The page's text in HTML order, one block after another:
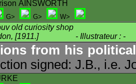
AINSWORTH
G> G> W>
old curiosity shop
[1911.]
- Illustrateur : -
from his
signed: J.B., i.e.